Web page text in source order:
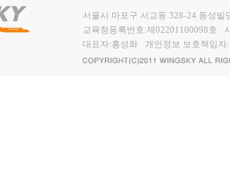
서울시 마포구 서교동 328-24 동성
교육청등록번호:제02201100098호
대표자:홍성화 개인정보 보호책임자